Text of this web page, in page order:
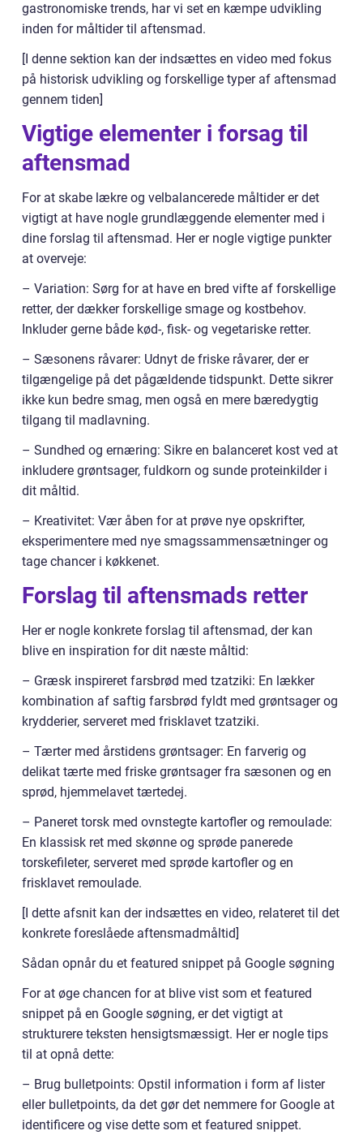
gastronomiske trends, har vi set en kæmpe udvikling
inden for måltider til aftensmad.
[I denne sektion kan der indsættes en video med fokus
på historisk udvikling og forskellige typer af aftensmad
gennem tiden]
Vigtige elementer i forsag til
aftensmad
For at skabe lækre og velbalancerede måltider er det
vigtigt at have nogle grundlæggende elementer med i
dine forslag til aftensmad. Her er nogle vigtige punkter
at overveje:
– Variation: Sørg for at have en bred vifte af forskellige
retter, der dækker forskellige smage og kostbehov.
Inkluder gerne både kød-, fisk- og vegetariske retter.
– Sæsonens råvarer: Udnyt de friske råvarer, der er
tilgængelige på det pågældende tidspunkt. Dette sikrer
ikke kun bedre smag, men også en mere bæredygtig
tilgang til madlavning.
– Sundhed og ernæring: Sikre en balanceret kost ved at
inkludere grøntsager, fuldkorn og sunde proteinkilder i
dit måltid.
– Kreativitet: Vær åben for at prøve nye opskrifter,
eksperimentere med nye smagssammensætninger og
tage chancer i køkkenet.
Forslag til aftensmads retter
Her er nogle konkrete forslag til aftensmad, der kan
blive en inspiration for dit næste måltid:
– Græsk inspireret farsbrød med tzatziki: En lækker
kombination af saftig farsbrød fyldt med grøntsager og
krydderier, serveret med frisklavet tzatziki.
– Tærter med årstidens grøntsager: En farverig og
delikat tærte med friske grøntsager fra sæsonen og en
sprød, hjemmelavet tærtedej.
– Paneret torsk med ovnstegte kartofler og remoulade:
En klassisk ret med skønne og sprøde panerede
torskefileter, serveret med sprøde kartofler og en
frisklavet remoulade.
[I dette afsnit kan der indsættes en video, relateret til det
konkrete foreslåede aftensmadmåltid]
Sådan opnår du et featured snippet på Google søgning
For at øge chancen for at blive vist som et featured
snippet på en Google søgning, er det vigtigt at
strukturere teksten hensigtsmæssigt. Her er nogle tips
til at opnå dette:
– Brug bulletpoints: Opstil information i form af lister
eller bulletpoints, da det gør det nemmere for Google at
identificere og vise dette som et featured snippet.